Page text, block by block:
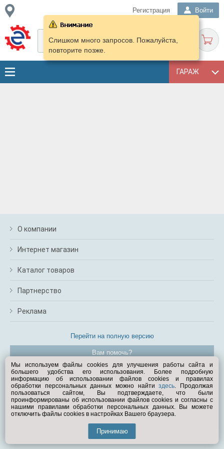
Регистрация Войти
ГАРАЖ
Слишком много запросов. Пожалуйста,
повторите позже.
О компании
Интернет магазин
Каталог товаров
Партнерство
Реклама
Перейти на полную версию
Вам помочь?
© Exist.ru 1998—2026
Мы используем файлы cookies для улучшения работы сайта и
большего удобства его использования. Более подробную
информацию об использовании файлов cookies и правилах
обработки персональных данных можно найтиздесь. Продолжая
пользоваться сайтом, Вы подтверждаете, что были
проинформированы об использовании файлов cookies и согласны с
нашими правилами обработки персональных данных. Вы можете
отключить файлы cookies в настройках Вашего браузера.
Принимаю